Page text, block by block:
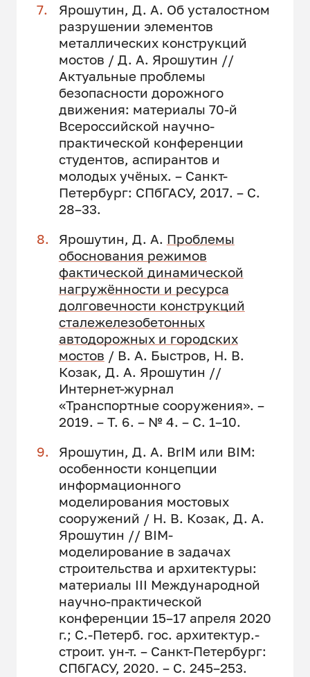
Ярошутин, Д. А. Об усталостном
разрушении элементов
металлических конструкций
мостов / Д. А. Ярошутин //
Актуальные проблемы
безопасности дорожного
движения: материалы 70-й
Всероссийской научно-
практической конференции
студентов, аспирантов и
молодых учёных. – Санкт-
Петербург: СПбГАСУ, 2017. – С.
28–33.
Ярошутин, Д. А. Проблемы
обоснования режимов
фактической динамической
нагружённости и ресурса
долговечности конструкций
сталежелезобетонных
автодорожных и городских
мостов / В. А. Быстров, Н. В.
Козак, Д. А. Ярошутин //
Интернет-журнал
«Транспортные сооружения». –
2019. – Т. 6. – № 4. – С. 1–10.
Ярошутин, Д. А. BrIM или BIM:
особенности концепции
информационного
моделирования мостовых
сооружений / Н. В. Козак, Д. А.
Ярошутин // BIM-
моделирование в задачах
строительства и архитектуры:
материалы III Международной
научно-практической
конференции 15–17 апреля 2020
г.; С.-Петерб. гос. архитектур.-
строит. ун-т. – Санкт-Петербург:
СПбГАСУ, 2020. – С. 245–253.